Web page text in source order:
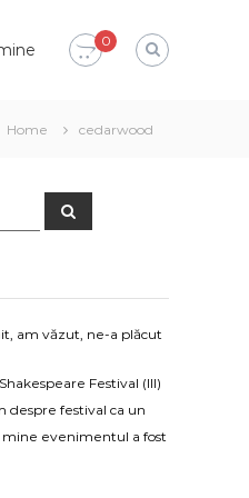
0
Home cedarwood
Search
am văzut, ne-a plăcut
Festival (III)
despre festival ca un
evenimentul a fost